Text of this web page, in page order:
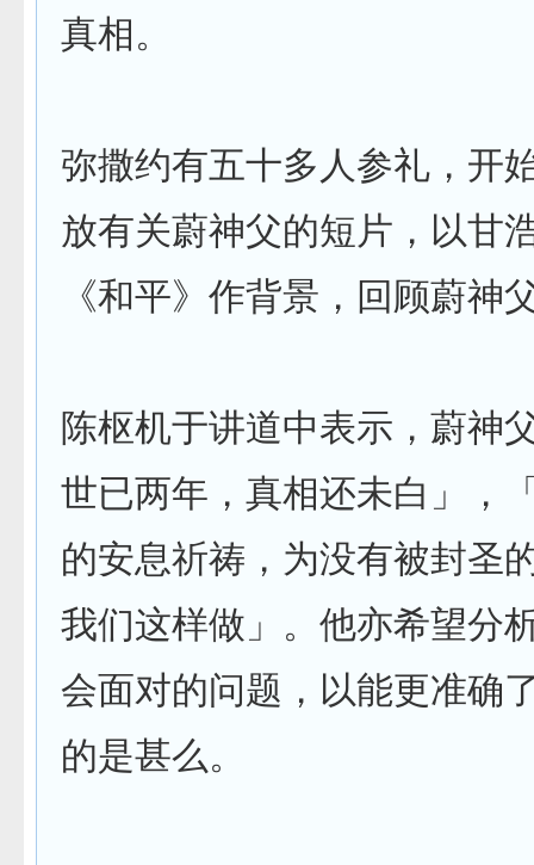
真相。
弥撒约有五十多人参礼，开
放有关蔚神父的短片，以甘
《和平》作背景，回顾蔚神
陈枢机于讲道中表示，蔚神
世已两年，真相还未白」，
的安息祈祷，为没有被封圣
我们这样做」。他亦希望分
会面对的问题，以能更准确
的是甚么。